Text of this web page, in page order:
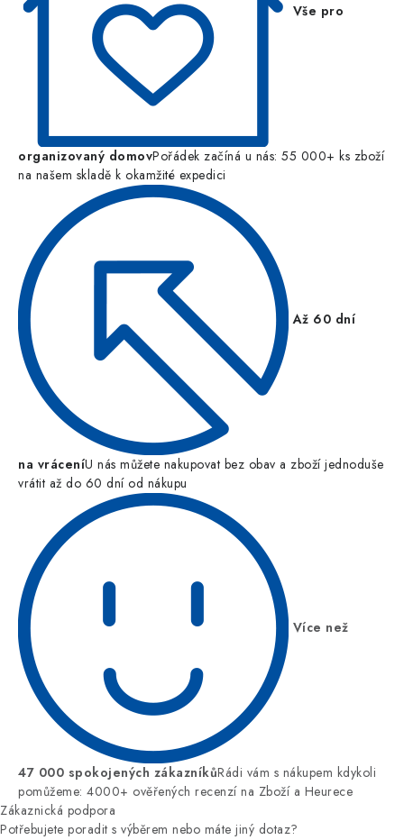
Vše pro
organizovaný domovPořádek začíná u nás: 55 000+ ks zboží
na našem skladě k okamžité expedici
Až 60 dní
na vráceníU nás můžete nakupovat bez obav a zboží jednoduše
vrátit až do 60 dní od nákupu
Více než
47 000 spokojených zákazníkůRádi vám s nákupem kdykoli
pomůžeme: 4000+ ověřených recenzí na Zboží a Heurece
Zákaznická podpora
Potřebujete poradit s výběrem nebo máte jiný dotaz?